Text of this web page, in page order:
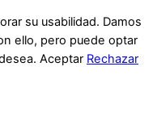
su usabilidad. Damos
ello, pero puede optar
Aceptar Rechazar